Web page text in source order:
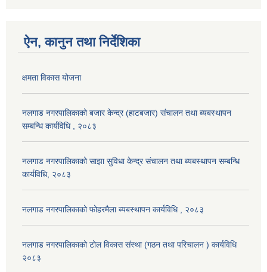
ऐन, कानुन तथा निर्देशिका
क्षमता विकास योजना
नलगाड नगरपालिकाको बजार केन्द्र (हाटबजार) संचालन तथा ब्यबस्थापन
सम्बन्धि कार्यविधि , २०८३
नलगाड नगरपालिकाको साझा सुविधा केन्द्र संचालन तथा ब्यबस्थापन सम्बन्धि
कार्यविधि, २०८३
नलगाड नगरपालिकाको फोहरमैला ब्यबस्थापन कार्यविधि , २०८३
नलगाड नगरपालिकाको टोल विकास संस्था (गठन तथा परिचालन ) कार्यविधि
२०८३